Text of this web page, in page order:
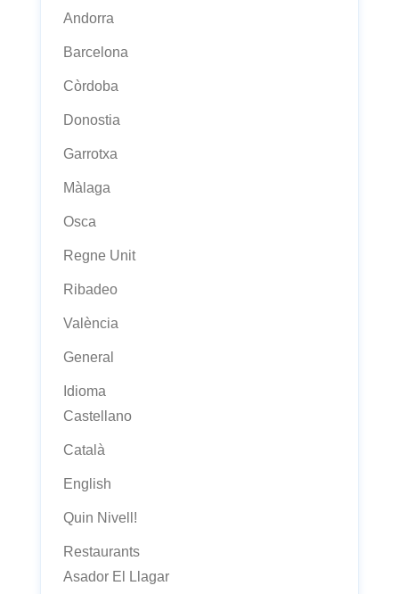
Andorra
Barcelona
Còrdoba
Donostia
Garrotxa
Màlaga
Osca
Regne Unit
Ribadeo
València
General
Idioma
Castellano
Català
English
Quin Nivell!
Restaurants
Asador El Llagar